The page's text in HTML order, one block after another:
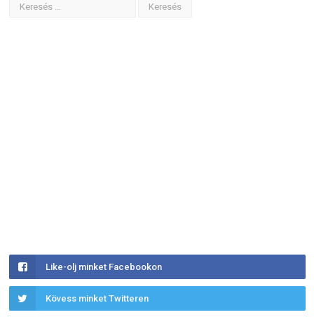
Like-olj minket Facebookon
Kövess minket Twitteren